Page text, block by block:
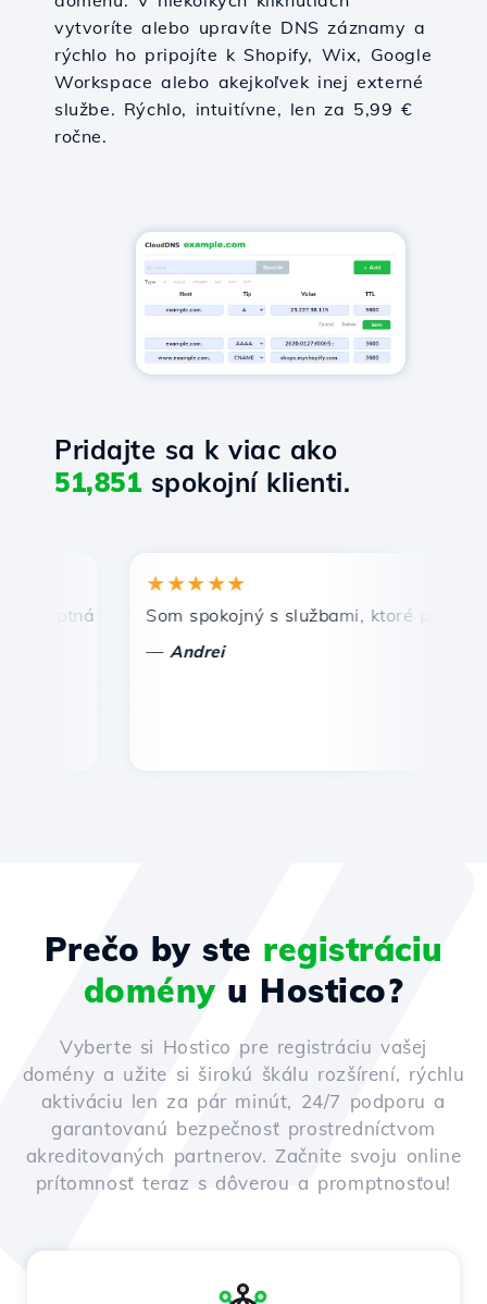
vytvoríte alebo upravíte DNS záznamy a
rýchlo ho pripojíte k Shopify, Wix, Google
Workspace alebo akejkoľvek inej externé
službe. Rýchlo, intuitívne, len za 5,99 €
ročne.
Pridajte sa k viac ako
51,851 spokojní klienti.
a efektívna technická podpora.
★★★★★
Som spokojný s službami, ktoré ponúka
Andrei
Prečo by ste registráciu
doményu Hostico?
Vyberte si Hostico pre registráciu vašej
domény a užite si širokú škálu rozšírení, rýchlu
aktiváciu len za pár minút, 24/7 podporu a
garantovanú bezpečnosť prostredníctvom
akreditovaných partnerov. Začnite svoju online
prítomnosť teraz s dôverou a promptnosťou!